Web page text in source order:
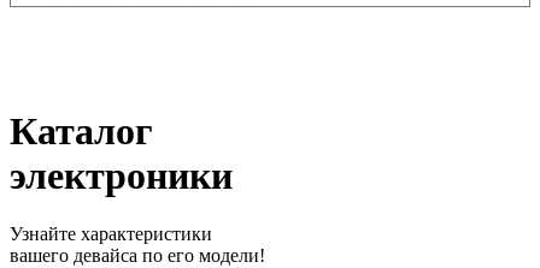
Каталог
электроники
Узнайте характеристики
вашего девайса по его модели!